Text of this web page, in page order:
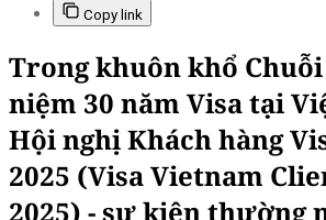
Copy link
Trong khuôn khổ
niệm 30 năm Visa tại
Hội nghị Khách hàng
2025 (Visa Vietnam
2025) - sự kiện thường